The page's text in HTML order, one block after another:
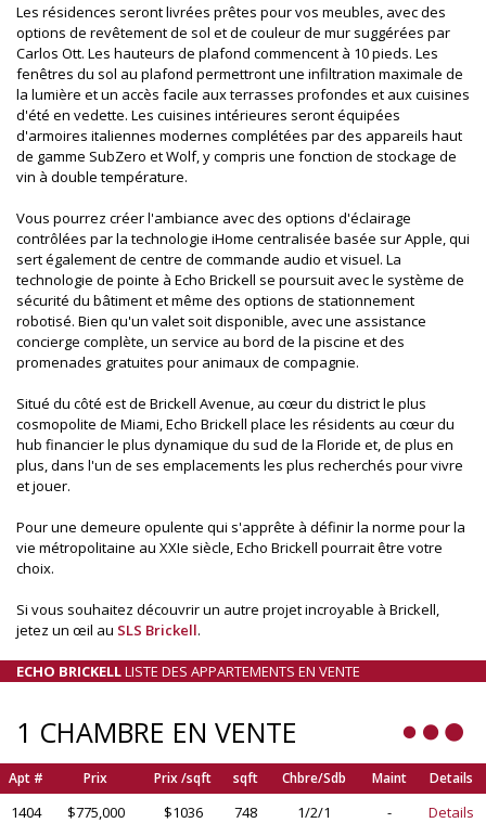
Les résidences seront livrées prêtes pour vos meubles, avec des
options de revêtement de sol et de couleur de mur suggérées par
Carlos Ott. Les hauteurs de plafond commencent à 10 pieds. Les
fenêtres du sol au plafond permettront une infiltration maximale de
la lumière et un accès facile aux terrasses profondes et aux cuisines
d'été en vedette. Les cuisines intérieures seront équipées
d'armoires italiennes modernes complétées par des appareils haut
de gamme SubZero et Wolf, y compris une fonction de stockage de
vin à double température.
Vous pourrez créer l'ambiance avec des options d'éclairage
contrôlées par la technologie iHome centralisée basée sur Apple, qui
sert également de centre de commande audio et visuel. La
technologie de pointe à Echo Brickell se poursuit avec le système de
sécurité du bâtiment et même des options de stationnement
robotisé. Bien qu'un valet soit disponible, avec une assistance
concierge complète, un service au bord de la piscine et des
promenades gratuites pour animaux de compagnie.
Situé du côté est de Brickell Avenue, au cœur du district le plus
cosmopolite de Miami, Echo Brickell place les résidents au cœur du
hub financier le plus dynamique du sud de la Floride et, de plus en
plus, dans l'un de ses emplacements les plus recherchés pour vivre
et jouer.
Pour une demeure opulente qui s'apprête à définir la norme pour la
vie métropolitaine au XXIe siècle, Echo Brickell pourrait être votre
choix.
Si vous souhaitez découvrir un autre projet incroyable à Brickell,
jetez un œil au SLS Brickell.
ECHO BRICKELLLISTE DES APPARTEMENTS EN VENTE
1 CHAMBRE EN VENTE
Apt # Prix Prix /sqft sqft Chbre/Sdb Maint Details
1404 $775,000 $1036 748 1/2/1 -
Details